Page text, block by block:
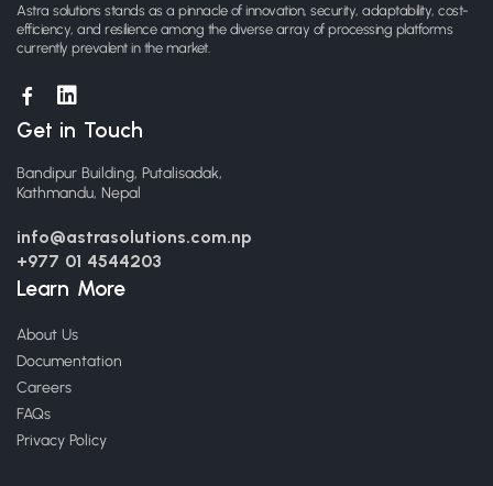
Astra solutions stands as a pinnacle of innovation, security, adaptability, cost-
efficiency, and resilience among the diverse array of processing platforms
currently prevalent in the market.
Get in Touch
Bandipur Building, Putalisadak,
Kathmandu, Nepal
info@astrasolutions.com.np
+977 01 4544203
Learn More
About Us
Documentation
Careers
FAQs
Privacy Policy